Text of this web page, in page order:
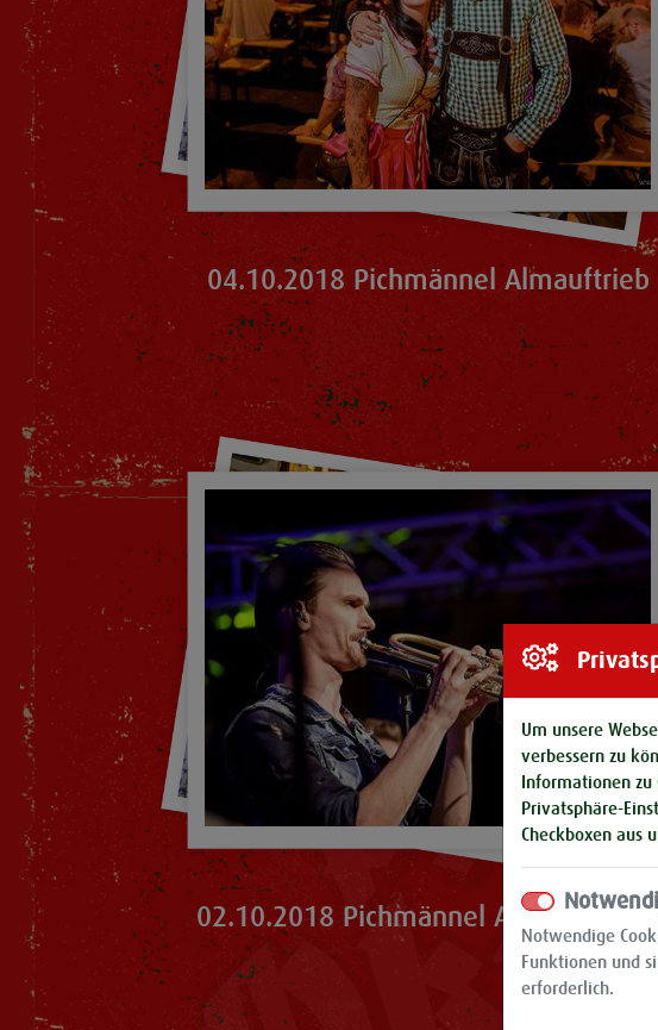
Um unsere
verbessern zu
Informationen zu
Privatsphäre-
Checkboxen aus
Notwendige
Funktionen und
erforderlich.
04.10.2018 Pichmännel Almauftrieb
02.10.2018 Pichmännel Alpen Schwof